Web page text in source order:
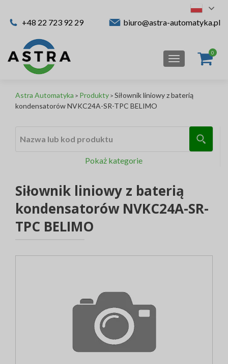
+48 22 723 92 29 biuro@astra-automatyka.pl
TOGGLE
Astra Automatyka > Produkty > Siłownik liniowy z baterią
kondensatorów NVKC24A-SR-TPC BELIMO
Pokaż kategorie
Siłownik liniowy z baterią
kondensatorów NVKC24A-SR-
TPC BELIMO